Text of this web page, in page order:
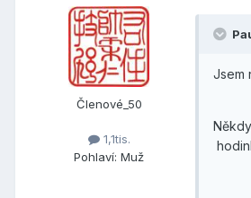
Členové_50
1,1tis.
Pohlaví: Muž
Jsem